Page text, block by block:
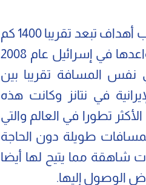
أجرى سلاح الجو الإسرائيلي تدريبات على ضرب أهداف تبعد تقريبا 1400 كم
(870 ميل) في البحر المتوسط والعودة لقواعدها في إسرائيل عام 2008
نفس المسافة تقريبا بين
في نتانز وكانت هذه
التدريبات قبل تسلم إسرائيل طائرات الـ F35 الأكثر تطورا في العالم والتي
طويلة دون الحاجة
شاهقة مما يتيح لها أيضا
الوصول إليها.